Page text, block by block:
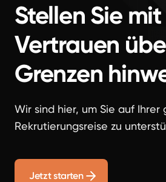
Stellen Sie mit
Vertrauen
Grenzen
Wir sind hier, um Sie auf Ihrer
Rekrutierungsreise zu
Jetzt starten